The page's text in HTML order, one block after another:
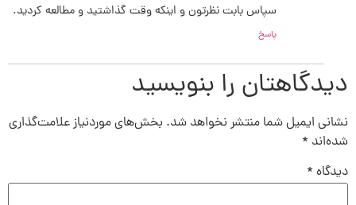
سپاس بابت نظرتون و اینکه وقت گذاشتید و مطالعه کردید.
پاسخ
دیدگاهتان را بنویسید
نشانی ایمیل شما منتشر نخواهد شد. بخش‌های موردنیاز علامت‌گذاری
شده‌اند *
دیدگاه *